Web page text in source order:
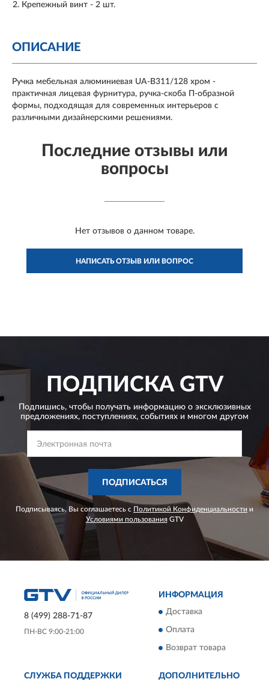
Крепежный винт - 2 шт.
ОПИСАНИЕ
Ручка мебельная алюминиевая UA-B311/128 хром -
практичная лицевая фурнитура, ручка-скоба П-образной
формы, подходящая для современных интерьеров с
различными дизайнерскими решениями.
Последние отзывы или
вопросы
Нет отзывов о данном товаре.
НАПИСАТЬ ОТЗЫВ ИЛИ ВОПРОС
ПОДПИСКАGTV
Подпишись, чтобы получать информацию о эксклюзивных
предложениях, поступлениях, событиях и многом другом
ПОДПИСАТЬСЯ
Подписываясь, Вы соглашаетесь с Политикой Конфиденциальности и
Условиями пользованияGTV
8 (499) 288-71-87
ПН-ВС 9:00-21:00
ИНФОРМАЦИЯ
Доставка
Оплата
Возврат товара
СЛУЖБА ПОДДЕРЖКИ ДОПОЛНИТЕЛЬНО